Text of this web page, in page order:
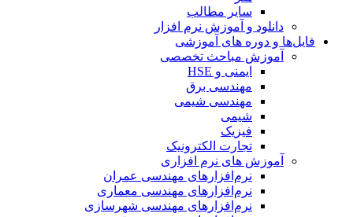
سایر مطالب
دانلود و آموزش نرم افزار
فایل‌ها و دوره های آموزشی
آموزش مباحث تخصصی
ایمنی و HSE
مهندسی برق
مهندسی شیمی
شیمی
فیزیک
تجارت الکترونیک
آموزش های نرم افزاری
نرم‌افزارهای مهندسی عمران
نرم‌افزارهای مهندسی معماری
نرم‌افزارهای مهندسی شهرسازی